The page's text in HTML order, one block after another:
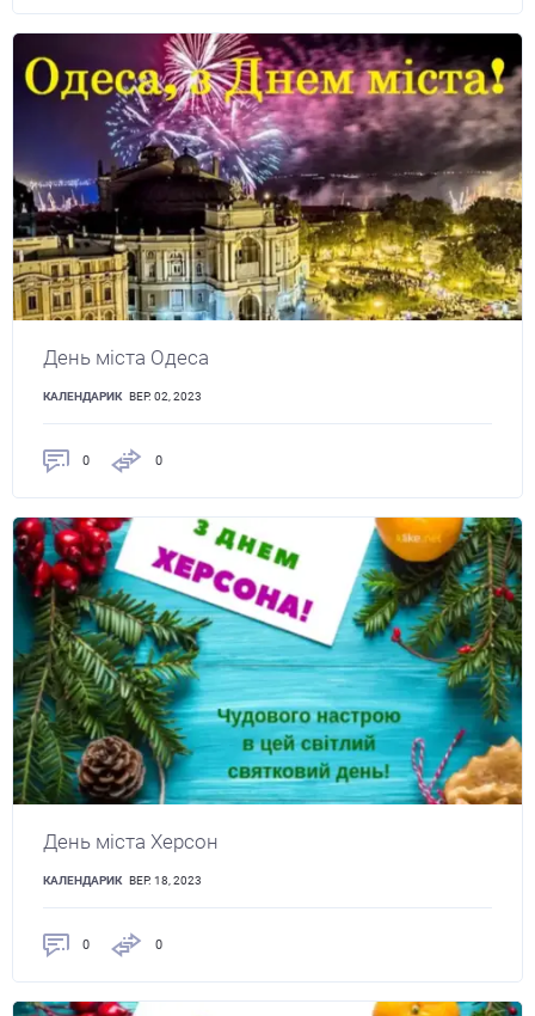
День міста Одеса
КАЛЕНДАРИК ВЕР. 02, 2023
0 0
День міста Херсон
КАЛЕНДАРИК ВЕР. 18, 2023
0 0